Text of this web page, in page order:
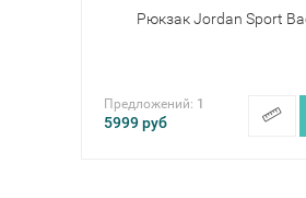
Рюкзак Jordan Sport
Предложений: 1
5999руб